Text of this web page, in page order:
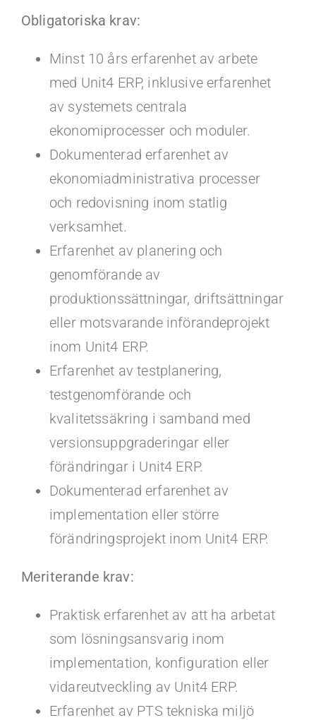
Obligatoriska krav:
Minst 10 års erfarenhet av arbete
med Unit4 ERP, inklusive erfarenhet
av systemets centrala
ekonomiprocesser och moduler.
Dokumenterad erfarenhet av
ekonomiadministrativa processer
och redovisning inom statlig
verksamhet.
Erfarenhet av planering och
genomförande av
produktionssättningar, driftsättningar
eller motsvarande införandeprojekt
inom Unit4 ERP.
Erfarenhet av testplanering,
testgenomförande och
kvalitetssäkring i samband med
versionsuppgraderingar eller
förändringar i Unit4 ERP.
Dokumenterad erfarenhet av
implementation eller större
förändringsprojekt inom Unit4 ERP.
Meriterande krav:
Praktisk erfarenhet av att ha arbetat
som lösningsansvarig inom
implementation, konfiguration eller
vidareutveckling av Unit4 ERP.
Erfarenhet av PTS tekniska miljö